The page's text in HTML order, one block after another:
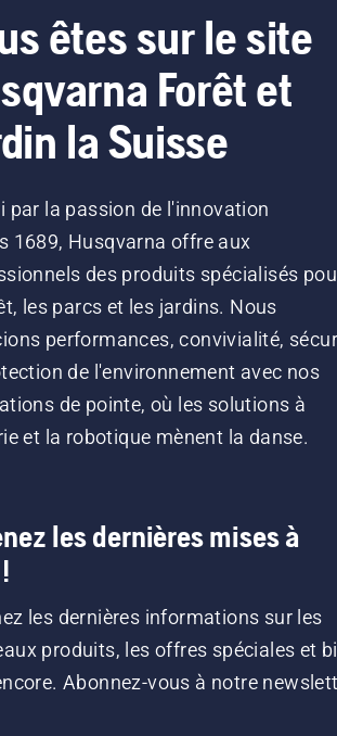
êtes sur le site
Forêt et
la Suisse
par la passion de l'innovation
1689, Husqvarna offre aux
des produits spécialisés
les parcs et les jardins. Nous
performances, convivialité,
de l'environnement avec nos
de pointe, où les solutions à
et la robotique mènent la danse.
les dernières mises à
les dernières informations sur les
produits, les offres spéciales et
Abonnez-vous à notre